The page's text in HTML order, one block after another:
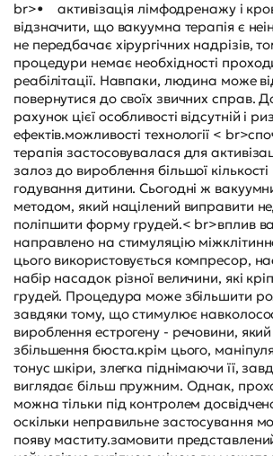
br>• активізація лімфодренажу і
відзначити, що вакуумна терапія є
не передбачає хірургічних надрізів,
процедури немає необхідності
реабілітації. Навпаки, людина може
повернутися до своїх звичних справ.
рахунок цієї особливості відсутній і
ефектів.можливості технології <
терапія застосовувалася для
залоз до вироблення більшої
годування дитини. Сьогодні ж
методом, який націлений виправити
поліпшити форму грудей.< br>вплив
направлено на стимуляцію
цього використовується компресор,
набір насадок різної величини, які
грудей. Процедура може збільшити
завдяки тому, що стимулює
вироблення естрогену - речовини,
збільшення бюста.крім цього,
тонус шкіри, злегка піднімаючи її,
виглядає більш пружним. Однак,
можна тільки під контролем
оскільки неправильне застосування
появу маститу.замовити